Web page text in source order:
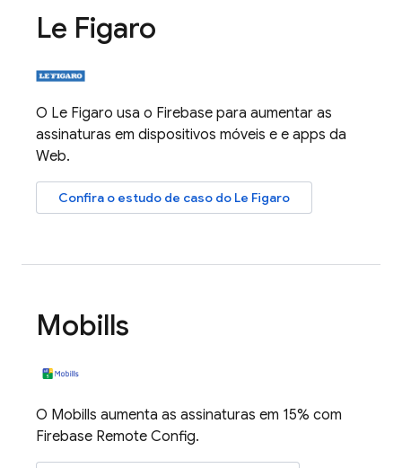
Le Figaro
O Le Figaro usa o Firebase para aumentar as
assinaturas em dispositivos móveis e e apps da
Web.
Confira o estudo de caso do Le Figaro
Mobills
O Mobills aumenta as assinaturas em 15% com
Firebase Remote Config.